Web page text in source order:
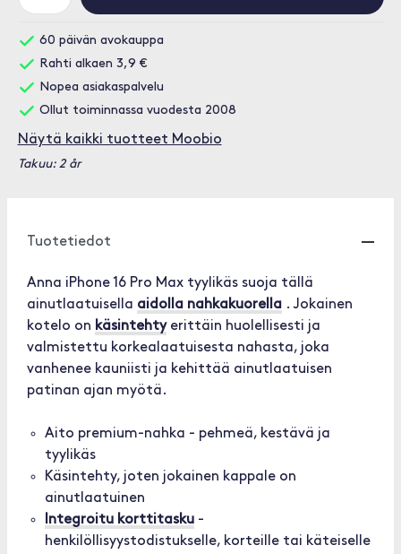
60 päivän avokauppa
Rahti alkaen 3,9 €
Nopea asiakaspalvelu
Ollut toiminnassa vuodesta 2008
Näytä kaikki tuotteet Moobio
Takuu: 2 år
Tuotetiedot
Anna iPhone 16 Pro Max tyylikäs suoja tällä
ainutlaatuisella aidolla nahkakuorella . Jokainen
kotelo on käsintehtyerittäin huolellisesti ja
valmistettu korkealaatuisesta nahasta, joka
vanhenee kauniisti ja kehittää ainutlaatuisen
patinan ajan myötä.
Aito premium-nahka - pehmeä, kestävä ja
tyylikäs
Käsintehty, joten jokainen kappale on
ainutlaatuinen
Integroitu korttitasku -
henkilöllisyystodistukselle, korteille tai käteiselle